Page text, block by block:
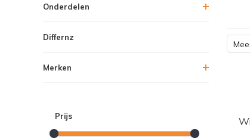
Onderdelen
Differnz
Merken
Prijs